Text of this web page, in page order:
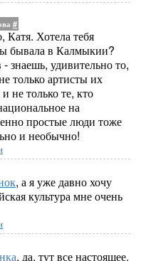
#
Катя. Хотела тебя
бывала в Калмыкии?
знаешь, удивительно то,
только артисты их
не только те, кто
на
простые люди тоже
и необычно!
, а я уже давно хочу
культура мне очень
, да, тут все настоящее,